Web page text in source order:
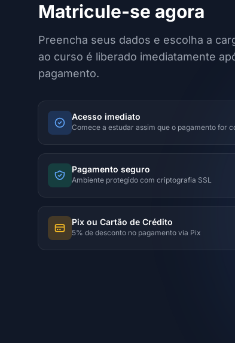
Matricule-se agora
Preencha seus dados e escolha a
ao curso é liberado imediatamente
pagamento.
Acesso imediato
Comece a estudar assim que o pagamento for
Pagamento seguro
Ambiente protegido com criptografia SSL
Pix ou Cartão de Crédito
5% de desconto no pagamento via Pix